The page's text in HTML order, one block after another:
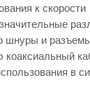
к скорости
шнуры и
коаксиальный
в